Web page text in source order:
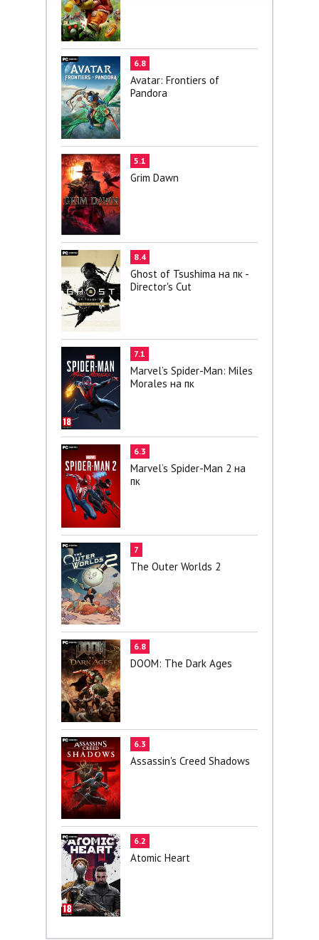
6.8
Avatar: Frontiers of
Pandora
5.1
Grim Dawn
8.4
Ghost of Tsushima на пк -
Director's Cut
7.1
Marvel’s Spider-Man: Miles
Morales на пк
6.3
Marvel’s Spider-Man 2 на
пк
7
The Outer Worlds 2
6.8
DOOM: The Dark Ages
6.3
Assassin's Creed Shadows
6.2
Atomic Heart